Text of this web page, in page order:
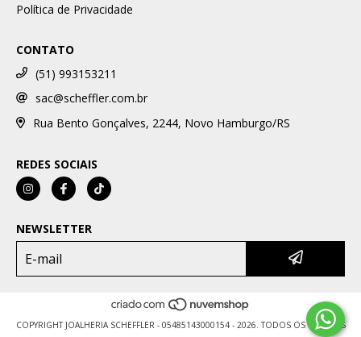
Política de Privacidade
CONTATO
(51) 993153211
sac@scheffler.com.br
Rua Bento Gonçalves, 2244, Novo Hamburgo/RS
REDES SOCIAIS
NEWSLETTER
COPYRIGHT JOALHERIA SCHEFFLER - 05485143000154 - 2026. TODOS OS DIREITOS